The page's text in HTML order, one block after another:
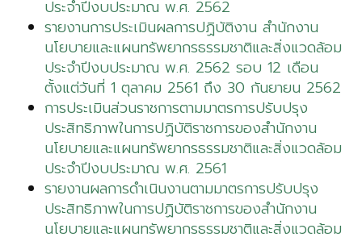
ประจำปีงบประมาณ พ.ศ. 2562
รายงานการประเมินผลการปฏิบัติงาน สำนักงาน
นโยบายและแผนทรัพยากรธรรมชาติและสิ่งแวดล้อม
ประจำปีงบประมาณ พ.ศ. 2562 รอบ 12 เดือน
ตั้งแต่วันที่ 1 ตุลาคม 2561 ถึง 30 กันยายน 2562
การประเมินส่วนราชการตามมาตรการปรับปรุง
ประสิทธิภาพในการปฏิบัติราชการของสำนักงาน
นโยบายและแผนทรัพยากรธรรมชาติและสิ่งแวดล้อม
ประจำปีงบประมาณ พ.ศ. 2561
รายงานผลการดำเนินงานตามมาตรการปรับปรุง
ประสิทธิภาพในการปฏิบัติราชการของสำนักงาน
นโยบายและแผนทรัพยากรธรรมชาติและสิ่งแวดล้อม